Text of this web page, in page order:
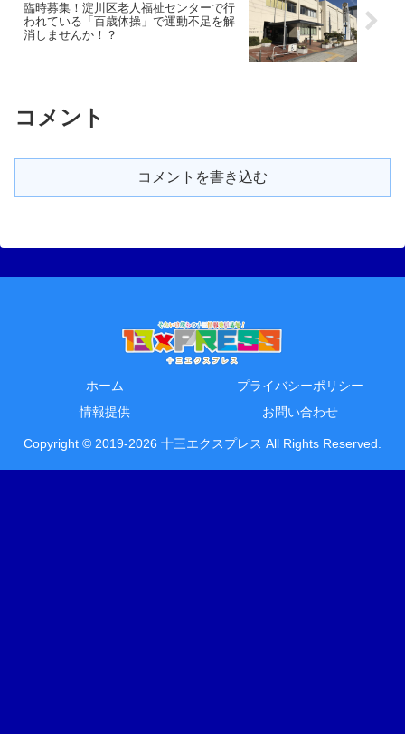
臨時募集！淀川区老人福祉センターで行
われている「百歳体操」で運動不足を解
消しませんか！？
コメント
コメントを書き込む
ホーム
プライバシーポリシー
情報提供
お問い合わせ
Copyright © 2019-2026 十三エクスプレス All Rights Reserved.